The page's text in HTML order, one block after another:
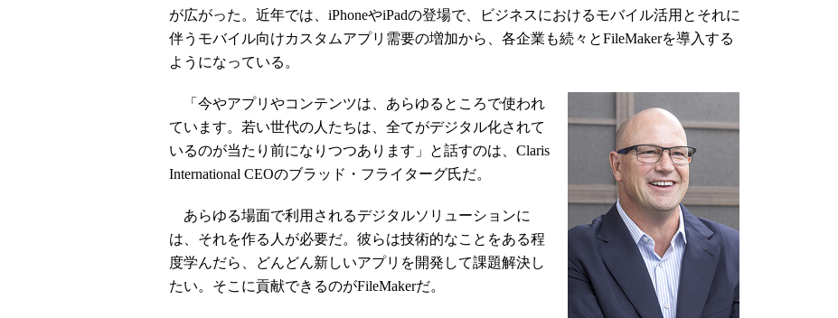
が広がった。近年では、iPhoneやiPadの登場で、ビジネスにおけるモバイル活用とそれに
伴うモバイル向けカスタムアプリ需要の増加から、各企業も続々とFileMakerを導入する
ようになっている。
「今やアプリやコンテンツは、あらゆるところで使われ
ています。若い世代の人たちは、全てがデジタル化されて
いるのが当たり前になりつつあります」と話すのは、Claris
International CEOのブラッド・フライターグ氏だ。
あらゆる場面で利用されるデジタルソリューションに
は、それを作る人が必要だ。彼らは技術的なことをある程
度学んだら、どんどん新しいアプリを開発して課題解決し
たい。そこに貢献できるのがFileMakerだ。